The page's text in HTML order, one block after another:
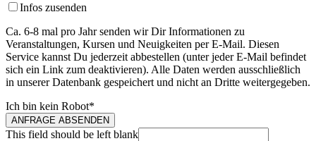
Infos zusenden
Ca. 6-8 mal pro Jahr senden wir Dir Informationen zu
Veranstaltungen, Kursen und Neuigkeiten per E-Mail. Diesen
Service kannst Du jederzeit abbestellen (unter jeder E-Mail befindet
sich ein Link zum deaktivieren). Alle Daten werden ausschließlich
in unserer Datenbank gespeichert und nicht an Dritte weitergegeben.
Ich bin kein Robot*
ANFRAGE ABSENDEN
This field should be left blank